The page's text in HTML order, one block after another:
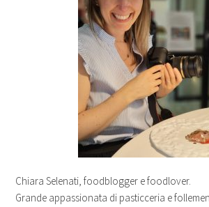
Chiara Selenati, foodblogger e foodlover.
Grande appassionata di pasticceria e